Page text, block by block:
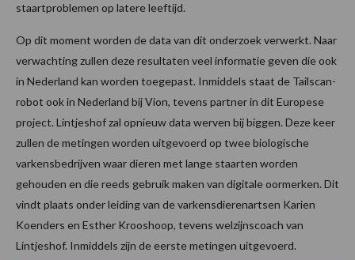
staartproblemen op latere leeftijd.
Op dit moment worden de data van dit onderzoek verwerkt. Naar
verwachting zullen deze resultaten veel informatie geven die ook
in Nederland kan worden toegepast. Inmiddels staat de Tailscan-
robot ook in Nederland bij Vion, tevens partner in dit Europese
project. Lintjeshof zal opnieuw data werven bij biggen. Deze keer
zullen de metingen worden uitgevoerd op twee biologische
varkensbedrijven waar dieren met lange staarten worden
gehouden en die reeds gebruik maken van digitale oormerken. Dit
vindt plaats onder leiding van de varkensdierenartsen Karien
Koenders en Esther Krooshoop, tevens welzijnscoach van
Lintjeshof. Inmiddels zijn de eerste metingen uitgevoerd.